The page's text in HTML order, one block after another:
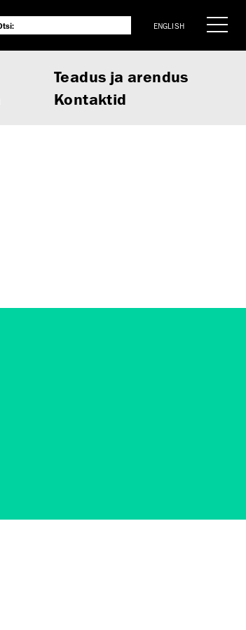
ENGLISH
Teadus ja arendus
Kontaktid